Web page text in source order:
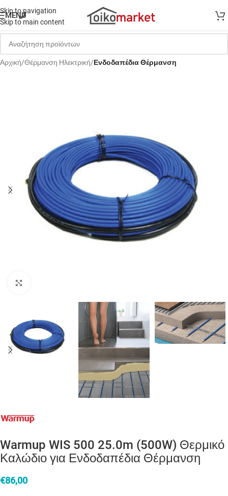
Skip to navigation
Skip to main content
MENU
Αρχική Θέρμανση Ηλεκτρική Ενδοδαπέδια Θέρμανση
Warmup WIS 500 25.0m (500W) Θερμικό
Καλώδιο για Ενδοδαπέδια Θέρμανση
€86,00